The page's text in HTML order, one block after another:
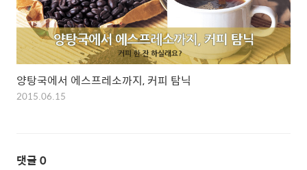
양탕국에서 에스프레소까지, 커피 탐닉
2015.06.15
댓글 0